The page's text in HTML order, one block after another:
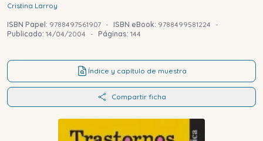
Cristina Larroy
ISBN Papel: 9788497561907 - ISBN eBook: 9788499581224
-
Publicado: 14/04/2004 - Páginas: 144
Índice y capítulo de muestra
Compartir ficha